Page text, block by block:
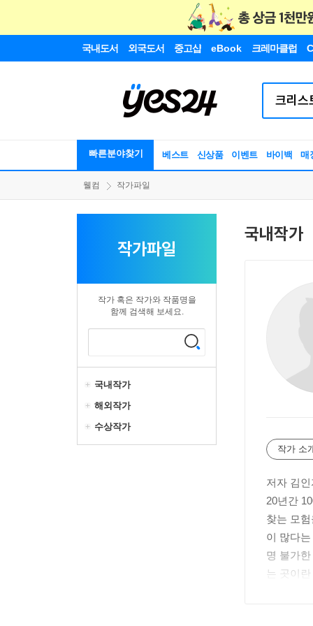
국내도서 외국도서 중고샵 eBook 크레마클럽
빠른분야찾기 베스트 신상품 이벤트 바이백 매
웰컴 작가파일
작가파일
작가 혹은 작가와 작품명을
함께 검색해 보세요.
국내작가
해외작가
수상작가
국내작가
작가 소
저자 김
20년간
찾는 모
이 많다
명 불가
는 곳이